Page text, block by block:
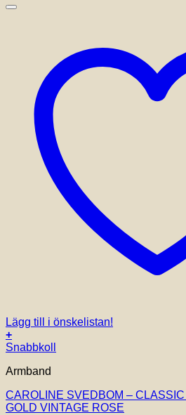
Lägg till i önskelistan!
+
Snabbkoll
Armband
CAROLINE SVEDBOM –
GOLD VINTAGE ROSE